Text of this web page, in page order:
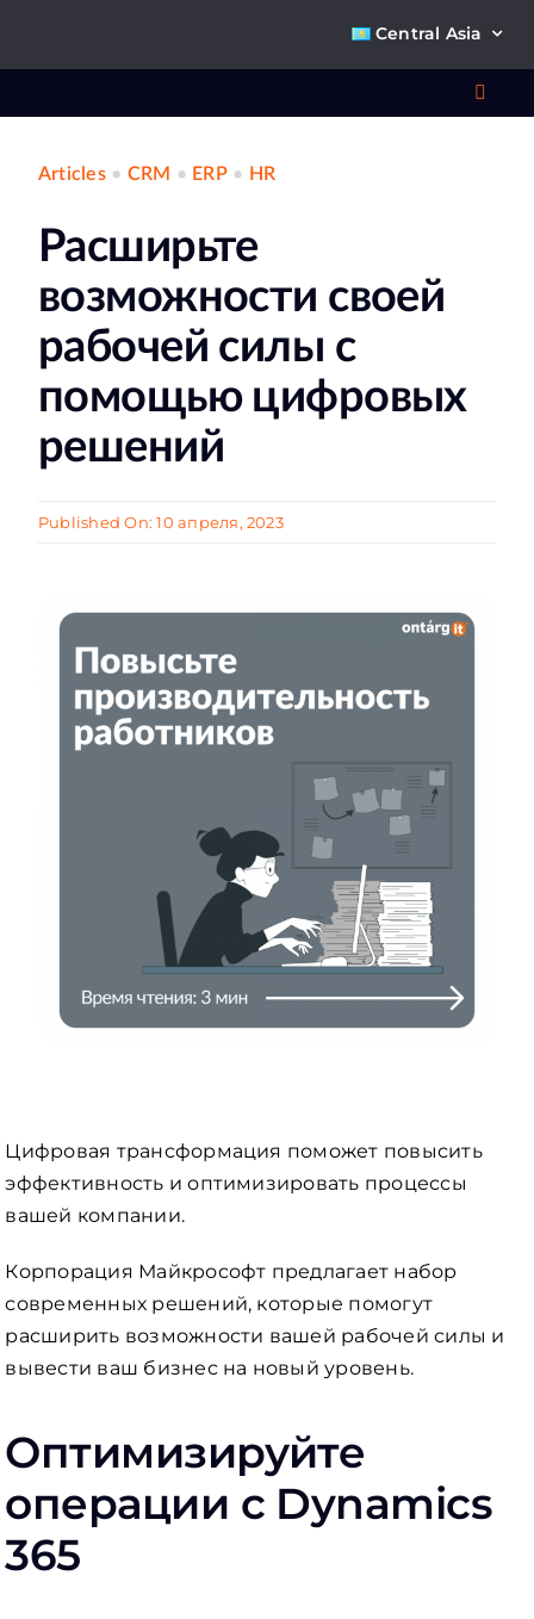
Central Asia
Articles• CRM • ERP• HR
Расширьте
возможности своей
рабочей силы с
помощью цифровых
решений
Published On: 10 апреля, 2023
Цифровая трансформация поможет повысить
эффективность и оптимизировать процессы
вашей компании.
Корпорация Майкрософт предлагает набор
современных решений, которые помогут
расширить возможности вашей рабочей силы и
вывести ваш бизнес на новый уровень.
Оптимизируйте
операции с Dynamics
365